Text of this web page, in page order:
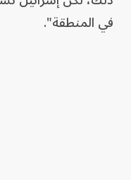
في المنطقة".